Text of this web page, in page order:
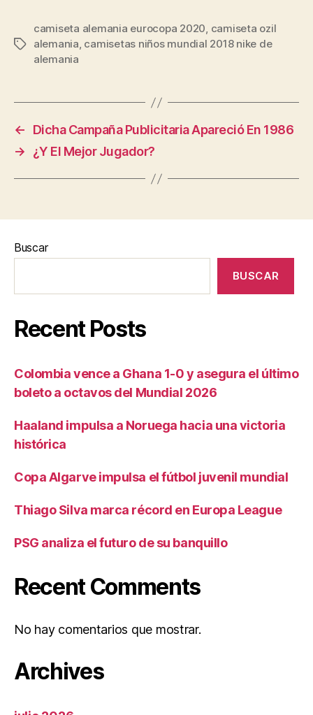
Etiquetas
camiseta alemania eurocopa 2020, camiseta ozil
alemania, camisetas niños mundial 2018 nike de
alemania
←
Dicha Campaña Publicitaria Apareció En 1986
→
¿Y El Mejor Jugador?
Buscar
BUSCAR
Recent Posts
Colombia vence a Ghana 1-0 y asegura el último
boleto a octavos del Mundial 2026
Haaland impulsa a Noruega hacia una victoria
histórica
Copa Algarve impulsa el fútbol juvenil mundial
Thiago Silva marca récord en Europa League
PSG analiza el futuro de su banquillo
Recent Comments
No hay comentarios que mostrar.
Archives